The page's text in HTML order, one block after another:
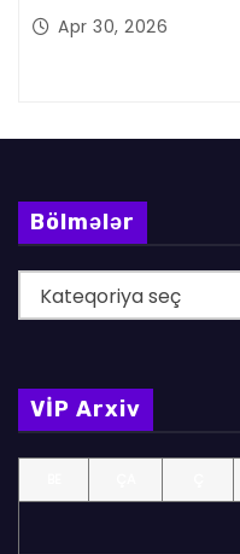
Apr 30, 2026
Bölmələr
ö
m
l
VİP Arxiv